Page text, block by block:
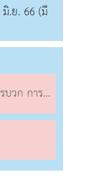
.ย. 66 (มี
ลบเศษส่วน